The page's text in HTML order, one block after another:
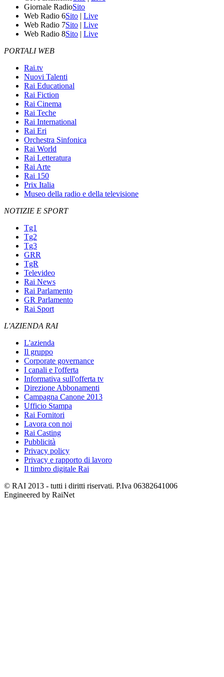
Giornale RadioSito
Web Radio 6Sito | Live
Web Radio 7Sito | Live
Web Radio 8Sito | Live
PORTALI WEB
Rai.tv
Nuovi Talenti
Rai Educational
Rai Fiction
Rai Cinema
Rai Teche
Rai International
Rai Eri
Orchestra Sinfonica
Rai World
Rai Letteratura
Rai Arte
Rai 150
Prix Italia
Museo della radio e della televisione
NOTIZIE E SPORT
Tg1
Tg2
Tg3
GRR
TgR
Televideo
Rai News
Rai Parlamento
GR Parlamento
Rai Sport
L'AZIENDA RAI
L'azienda
Il gruppo
Corporate governance
I canali e l'offerta
Informativa sull'offerta tv
Direzione Abbonamenti
Campagna Canone 2013
Ufficio Stampa
Rai Fornitori
Lavora con noi
Rai Casting
Pubblicità
Privacy policy
Privacy e rapporto di lavoro
Il timbro digitale Rai
© RAI 2013 - tutti i diritti riservati. P.Iva 06382641006
Engineered by RaiNet